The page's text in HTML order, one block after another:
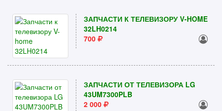
ЗАПЧАСТИ К ТЕЛЕВИЗОРУ V-HOME
32LH0214
700
ЗАПЧАСТИ ОТ ТЕЛЕВИЗОРА LG
43UM7300PLB
2 000